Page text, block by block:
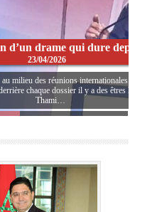
d’un drame qui dure depuis
23/04/2026
milieu des réunions internationales où l’on
chaque dossier il y a des êtres
Thami…